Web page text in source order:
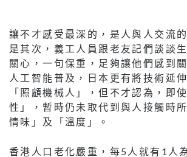
讓不才感受最深的，是人與人交流
是其次，義工人員跟老友記們談談
關心，一句保重，足夠讓他們感到
人工智能普及，日本更有將技術延
「照顧機械人」，但不才認為，即
性」，暫時仍未取代到與人接觸時
情味」及「溫度」。
香港人口老化嚴重，每5人就有1人